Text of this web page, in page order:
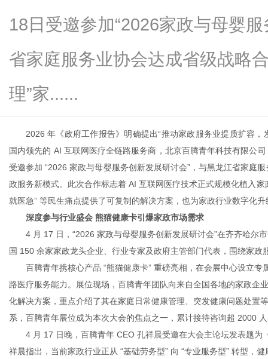
18日受邀参加“2026家政与母婴
省家庭服务业协会达成省级战略
理”家......
2026 年《政府工作报告》明确提出“推动家政服务业提质扩容，
国内领先的 AI 互联网医疗全链路服务商，北京百腾青年科技有限公
受邀参加 “2026 家政与母婴服务创新发展研讨会”，与黑龙江省家庭
政服务新模式。此次合作标志着 AI 互联网医疗技术正式规模化植入
就医急” 等民生痛点提供了可复制的解决方案，也为家政行业数字化
深度参与行业盛会 熊猫健康卡引爆家政市场需求
4 月 17 日，“2026 家政与母婴服务创新发展研讨会”在齐齐哈尔
国 150 余家家政龙头企业、行业专家及政府主管部门代表，围绕家
百腾青年携核心产品 “熊猫健康卡” 重磅亮相，在会展中心设立专
路医疗服务能力。展位现场，百腾青年团队向来自全国各地的家政企
化解决方案，重点介绍了其在家庭日常健康管理、突发健康问题处置
系，百腾青年展位成为本次大会的焦点之一，累计接待咨询超 2000
4 月 17 日晚，百腾青年 CEO 孔祥晨受邀在大会主论坛发表题为
祥晨指出，当前家政行业正从 “基础劳务型” 向 “专业服务型” 转型，